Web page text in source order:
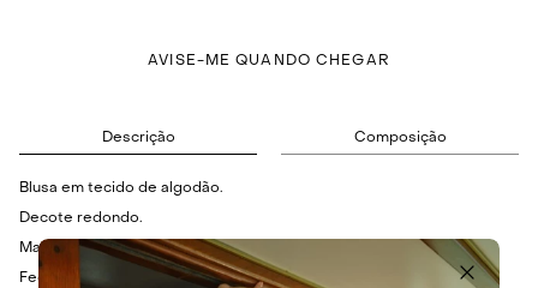
AVISE-ME QUANDO CHEGAR
Descrição Composição
Blusa em tecido de algodão.
Decote redondo.
Manga bufante com elástico no punho.
Fechamento por botões no decote costas.